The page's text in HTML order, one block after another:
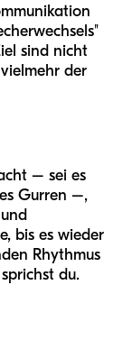
sind nicht
der
– sei es
Gurren –,
bis es wieder
Rhythmus
du.